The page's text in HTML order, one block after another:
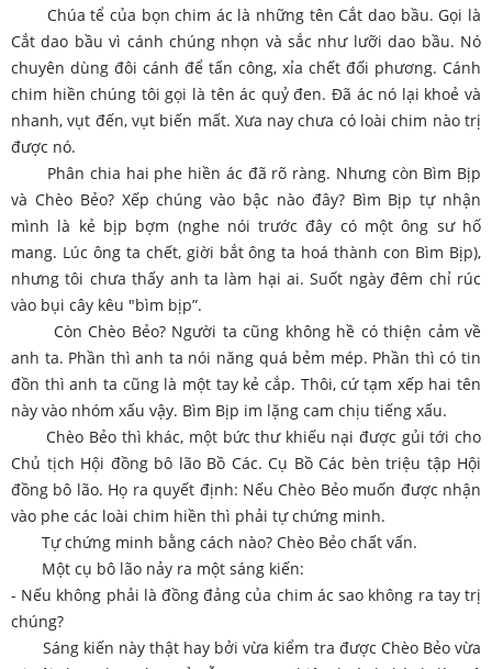
Chúa tể của bọn chim ác là những tên Cắt dao bầu. Gọi là
Cắt dao bầu vì cánh chúng nhọn và sắc như lưỡi dao bầu. Nó
chuyên dùng đôi cánh để tấn công, xỉa chết đối phương. Cánh
chim hiền chúng tôi gọi là tên ác quỷ đen. Đã ác nó lại khoẻ và
nhanh, vụt đến, vụt biến mất. Xưa nay chưa có loài chim nào trị
được nó.
Phân chia hai phe hiền ác đã rõ ràng. Nhưng còn Bìm Bịp
và Chèo Bẻo? Xếp chúng vào bậc nào đây? Bìm Bịp tự nhận
mình là kẻ bịp bợm (nghe nói trước đây có một ông sư hố
mang. Lúc ông ta chết, giời bắt ông ta hoá thành con Bìm Bịp),
nhưng tôi chưa thấy anh ta làm hại ai. Suốt ngày đêm chỉ rúc
vào bụi cây kêu "bìm bịp”.
Còn Chèo Bẻo? Người ta cũng không hề có thiện cảm về
anh ta. Phần thì anh ta nói năng quá bẻm mép. Phần thì có tin
đồn thì anh ta cũng là một tay kẻ cắp. Thôi, cứ tạm xếp hai tên
này vào nhóm xấu vậy. Bìm Bịp im lặng cam chịu tiếng xấu.
Chèo Bẻo thì khác, một bức thư khiếu nại được gủi tới cho
Chủ tịch Hội đồng bô lão Bồ Các. Cụ Bồ Các bèn triệu tập Hội
đồng bô lão. Họ ra quyết định: Nếu Chèo Bẻo muốn được nhận
vào phe các loài chim hiền thì phải tự chứng minh.
Tự chứng minh bằng cách nào? Chèo Bẻo chất vấn.
Một cụ bô lão nảy ra một sáng kiến:
- Nếu không phải là đồng đảng của chim ác sao không ra tay trị
chúng?
Sáng kiến này thật hay bởi vừa kiểm tra được Chèo Bẻo vừa